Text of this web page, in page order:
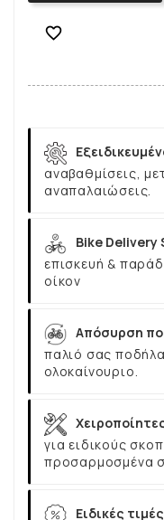

αναβαθμίσεις,
αναπαλαιώσεις.
Bike Delivery
επισκευή &
οίκον
Απόσυρση
παλιό σας
ολοκαίνουριο.
για ειδικούς
προσαρμοσμένα
Ειδικές